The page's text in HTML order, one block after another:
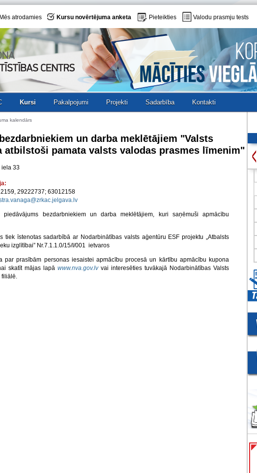
Mēs atrodamies Kursu novērtējuma anketa Pieteikties Valodu prasmju tests
Kursi Pakalpojumi Projekti Sadarbība Kontakti
kalendārs
un darba meklētājiem "Valsts
atbilstoši pamata valsts valodas prasmes līmenim"
iela 33
29222737; 63012158
piedāvājums bezdarbniekiem un darba meklētājiem, kuri saņēmuši apmācību
tiek īstenotas sadarbībā ar Nodarbinātības valsts aģentūru ESF projektu „Atbalsts
izglītībai” Nr.7.1.1.0/15/I/001 ietvaros
par prasībām personas iesaistei apmācību procesā un kārtību apmācību kupona
skatīt mājas lapā www.nva.gov.lvvai interesēties tuvākajā Nodarbinātības Valsts
filiālē.